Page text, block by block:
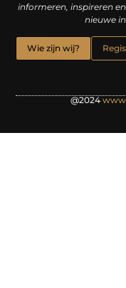
informeren, inspireren
nieuwe
Wie zijn wij?
@2024